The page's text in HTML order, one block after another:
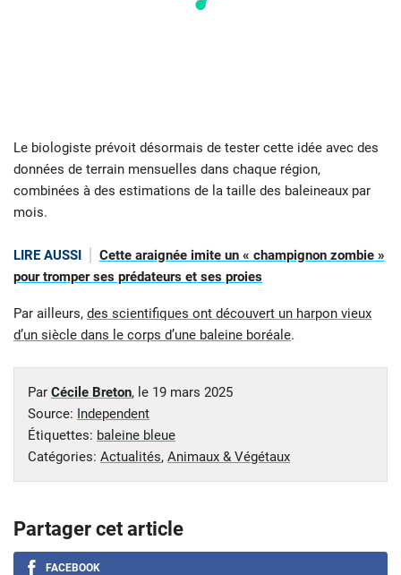
Le biologiste prévoit désormais de tester cette idée avec des
données de terrain mensuelles dans chaque région,
combinées à des estimations de la taille des baleineaux par
mois.
LIRE AUSSI
Cette araignée imite un « champignon zombie »
pour tromper ses prédateurs et ses proies
Par ailleurs, des scientifiques ont découvert un harpon vieux
d’un siècle dans le corps d’une baleine boréale.
Par Cécile Breton, le 19 mars 2025
Source: Independent
Étiquettes: baleine bleue
Catégories: Actualités, Animaux & Végétaux
Partager cet article
FACEBOOK